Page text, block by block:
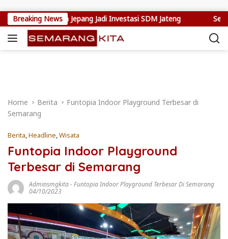
Breaking News
Kerja Jepang Jadi Investasi SDM Jateng Setya
Home Berita
Funtopia Indoor Playground Terbesar di
Semarang
Berita,Headline,Wisata
Funtopia Indoor Playground
Terbesar di Semarang
Adminsmgkita-Funtopia Indoor Playground Terbesar Di Semarang
04/10/2023